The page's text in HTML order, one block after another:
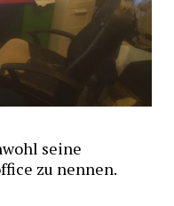
seine
zu nennen.